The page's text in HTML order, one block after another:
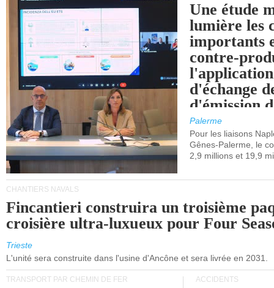
Une étude
lumière les
importants
contre-
d'échange
d'émission
(SEQE-UE)
maritimes
occidentale.
Palerme
Pour les liaisons
Gênes-Palerme, le
2,9 millions et 19,9
CHANTIERS NAVALS
Fincantieri construira un troisième
croisière ultra-luxueux pour Four
Trieste
L'unité sera construite dans l'usine d'Ancône et sera livrée en 2031.
TRANSPORT PAR CHEMIN DE FER ACCIDENTS